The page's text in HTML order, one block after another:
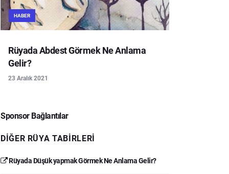
HABER
Rüyada Abdest Görmek Ne Anlama
Gelir?
23 Aralık 2021
Sponsor Bağlantılar
DIĞER RÜYA TABIRLERI
Rüyada Düşük yapmak Görmek Ne Anlama Gelir?